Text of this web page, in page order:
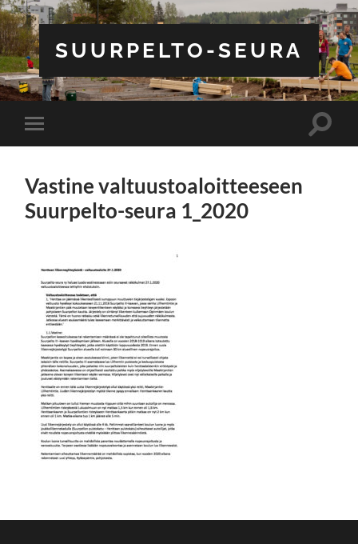
SUURPELTO-SEURA
Toggle
mobile
Toggle
Vastine valtuustoaloitteeseen
Suurpelto-seura 1_2020